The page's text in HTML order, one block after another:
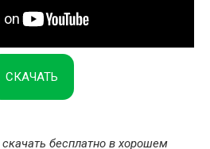
СКАЧАТЬ
скачать бесплатно в хорошем